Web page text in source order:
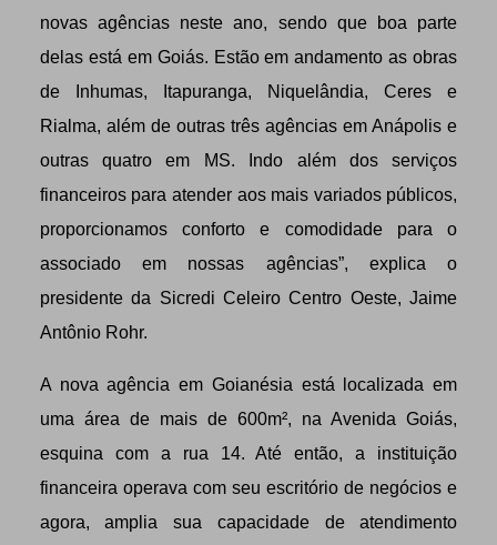
novas agências neste ano, sendo que boa parte
delas está em Goiás. Estão em andamento as obras
de Inhumas, Itapuranga, Niquelândia, Ceres e
Rialma, além de outras três agências em Anápolis e
outras quatro em MS. Indo além dos serviços
financeiros para atender aos mais variados públicos,
proporcionamos conforto e comodidade para o
associado em nossas agências”, explica o
presidente da Sicredi Celeiro Centro Oeste, Jaime
Antônio Rohr.
A nova agência em Goianésia está localizada em
uma área de mais de 600m², na Avenida Goiás,
esquina com a rua 14. Até então, a instituição
financeira operava com seu escritório de negócios e
agora, amplia sua capacidade de atendimento